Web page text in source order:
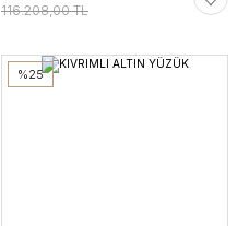
116.208,00 TL
%25